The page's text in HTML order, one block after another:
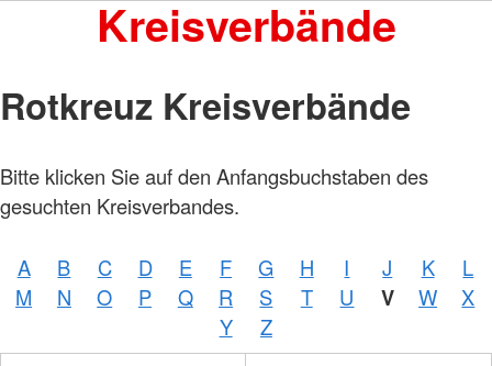
Kreisverbände
Rotkreuz Kreisverbände
Bitte klicken Sie auf den Anfangsbuchstaben des
gesuchten Kreisverbandes.
A B C D E F G H I J K
L
M
N O P Q R S T U V W
X
Y
Z